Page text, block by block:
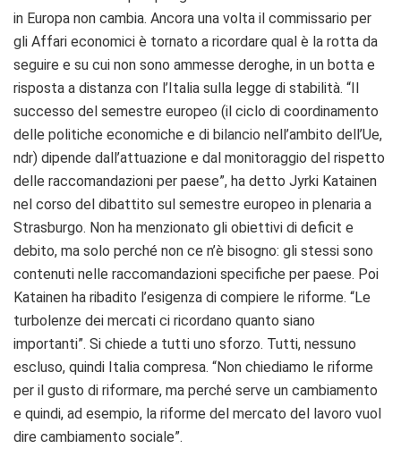
in Europa non cambia. Ancora una volta il commissario per
gli Affari economici è tornato a ricordare qual è la rotta da
seguire e su cui non sono ammesse deroghe, in un botta e
risposta a distanza con l’Italia sulla legge di stabilità. “Il
successo del semestre europeo (il ciclo di coordinamento
delle politiche economiche e di bilancio nell’ambito dell’Ue,
ndr) dipende dall’attuazione e dal monitoraggio del rispetto
delle raccomandazioni per paese”, ha detto Jyrki Katainen
nel corso del dibattito sul semestre europeo in plenaria a
Strasburgo. Non ha menzionato gli obiettivi di deficit e
debito, ma solo perché non ce n’è bisogno: gli stessi sono
contenuti nelle raccomandazioni specifiche per paese. Poi
Katainen ha ribadito l’esigenza di compiere le riforme. “Le
turbolenze dei mercati ci ricordano quanto siano
importanti”. Si chiede a tutti uno sforzo. Tutti, nessuno
escluso, quindi Italia compresa. “Non chiediamo le riforme
per il gusto di riformare, ma perché serve un cambiamento
e quindi, ad esempio, la riforme del mercato del lavoro vuol
dire cambiamento sociale”.